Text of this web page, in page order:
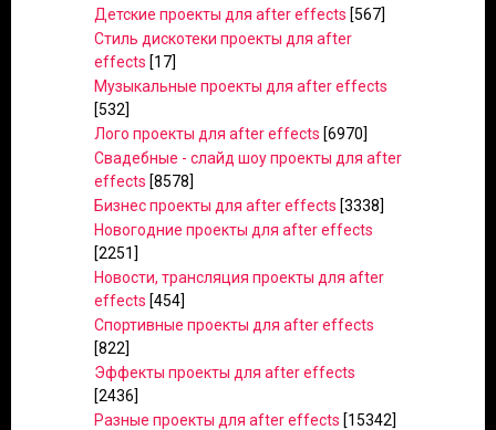
Детские проекты для after effects [567]
Стиль дискотеки проекты для after
effects [17]
Музыкальные проекты для after effects
[532]
Лого проекты для after effects [6970]
Свадебные - слайд шоу проекты для after
effects [8578]
Бизнес проекты для after effects [3338]
Новогодние проекты для after effects
[2251]
Новости, трансляция проекты для after
effects [454]
Спортивные проекты для after effects
[822]
Эффекты проекты для after effects
[2436]
Разные проекты для after effects [15342]